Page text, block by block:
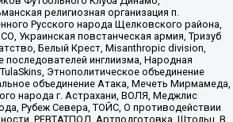
религиозная организация п.
Русского народа Щелковского района,
Украинская повстанческая армия, Тризуб
Белый Крест, Misanthropic division,
последователей инглиизма, Народная
Этнополитическое объединение
объединение Атака, Мечеть Мирмамеда,
народа г. Астрахани, ВОЛЯ, Меджлис
Рубеж Севера, ТОЙС, О противодействии
РЕВТАТПОД, Артподготовка, Штольц, В